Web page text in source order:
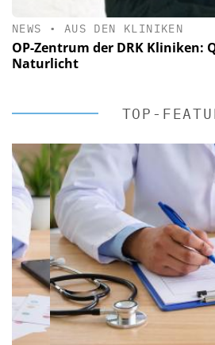
NEWS • AUS DEN KLINIKEN
OP-Zentrum der DRK Kliniken:
Naturlicht
TOP-